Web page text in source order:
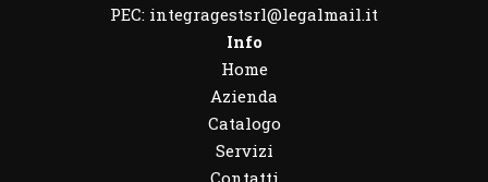
PEC: integragestsrl@legalmail.it
Info
Home
Azienda
Catalogo
Servizi